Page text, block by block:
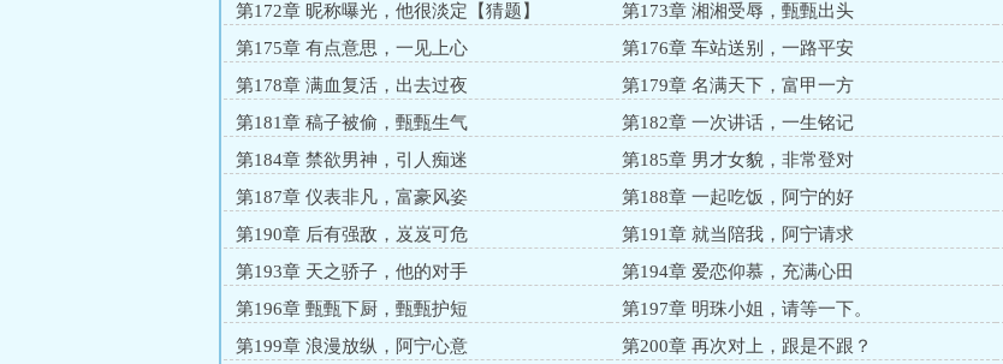
第172章 昵称曝光，他很淡定【猜题】
第173章 湘湘受辱，甄甄出头
第175章 有点意思，一见上心
第176章 车站送别，一路平安
第178章 满血复活，出去过夜 第179章 名满天下，富甲一方
第181章 稿子被偷，甄甄生气
第182章 一次讲话，一生铭记
第184章 禁欲男神，引人痴迷
第185章 男才女貌，非常登对
第187章 仪表非凡，富豪风姿
第188章 一起吃饭，阿宁的好
第190章 后有强敌，岌岌可危
第191章 就当陪我，阿宁请求
第193章 天之骄子，他的对手
第194章 爱恋仰慕，充满心田
第196章 甄甄下厨，甄甄护短
第197章 明珠小姐，请等一下。
第199章 浪漫放纵，阿宁心意
第200章 再次对上，跟是不跟？